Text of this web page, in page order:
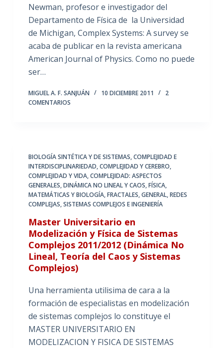
Newman, profesor e investigador del
Departamento de Física de la Universidad
de Michigan, Complex Systems: A survey se
acaba de publicar en la revista americana
American Journal of Physics. Como no puede
ser…
MIGUEL A. F. SANJUÁN 10 DICIEMBRE 2011
2
COMENTARIOS
BIOLOGÍA SINTÉTICA Y DE SISTEMAS,COMPLEJIDAD E
INTERDISCIPLINARIEDAD,COMPLEJIDAD Y CEREBRO,
COMPLEJIDAD Y VIDA,COMPLEJIDAD: ASPECTOS
GENERALES,DINÁMICA NO LINEAL Y CAOS,FÍSICA,
MATEMÁTICAS Y BIOLOGÍA,FRACTALES,GENERAL,REDES
COMPLEJAS,SISTEMAS COMPLEJOS E INGENIERÍA
Master Universitario en
Modelización y Física de Sistemas
Complejos 2011/2012 (Dinámica No
Lineal, Teoría del Caos y Sistemas
Complejos)
Una herramienta utilisima de cara a la
formación de especialistas en modelización
de sistemas complejos lo constituye el
MASTER UNIVERSITARIO EN
MODELIZACION Y FISICA DE SISTEMAS